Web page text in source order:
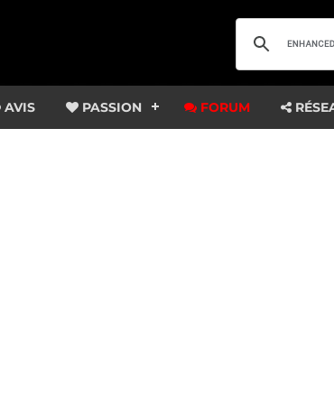
AVIS PASSION FORUM